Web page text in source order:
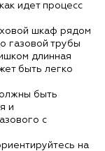
идет процесс
шкаф рядом
газовой трубы
длинная
быть легко
быть
и
с
на